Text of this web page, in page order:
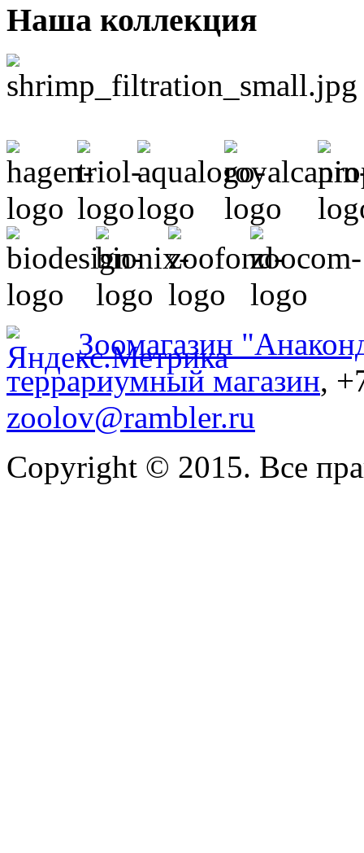
Наша коллекция
Зоомагазин
террариумный магазин,
zoolov@rambler.ru
Copyright © 2015. Все